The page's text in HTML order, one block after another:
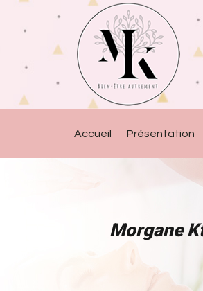
Accueil Présentation
Morgane